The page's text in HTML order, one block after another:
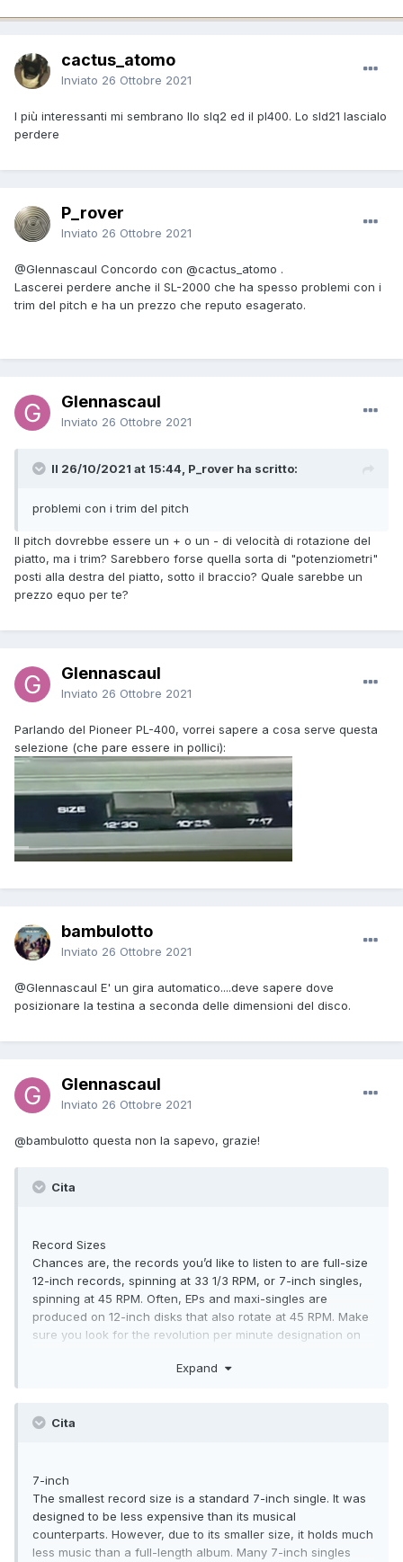
cactus_atomo
Inviato 26 Ottobre 2021
I più interessanti mi sembrano llo slq2 ed il pl400. Lo sld21 lascialo
perdere
P_rover
Inviato 26 Ottobre 2021
@Glennascaul Concordo con @cactus_atomo .
Lascerei perdere anche il SL-2000 che ha spesso problemi con i
trim del pitch e ha un prezzo che reputo esagerato.
Glennascaul
Inviato 26 Ottobre 2021
Il 26/10/2021 at 15:44, P_rover ha scritto:
problemi con i trim del pitch
Il pitch dovrebbe essere un + o un - di velocità di rotazione del
piatto, ma i trim? Sarebbero forse quella sorta di "potenziometri"
posti alla destra del piatto, sotto il braccio? Quale sarebbe un
prezzo equo per te?
Glennascaul
Inviato 26 Ottobre 2021
Parlando del Pioneer PL-400, vorrei sapere a cosa serve questa
selezione (che pare essere in pollici):
bambulotto
Inviato 26 Ottobre 2021
@Glennascaul E' un gira automatico....deve sapere dove
posizionare la testina a seconda delle dimensioni del disco.
Glennascaul
Inviato 26 Ottobre 2021
@bambulotto questa non la sapevo, grazie!
Cita
Record Sizes
Chances are, the records you’d like to listen to are full-size
12-inch records, spinning at 33 1/3 RPM, or 7-inch singles,
spinning at 45 RPM. Often, EPs and maxi-singles are
produced on 12-inch disks that also rotate at 45 RPM. Make
sure you look for the revolution per minute designation on
you don’t match your record player’s setting to the rotation
Expand
Cita
7-inch
The smallest record size is a standard 7-inch single. It was
designed to be less expensive than its musical
counterparts. However, due to its smaller size, it holds much
less music than a full-length album. Many 7-inch singles